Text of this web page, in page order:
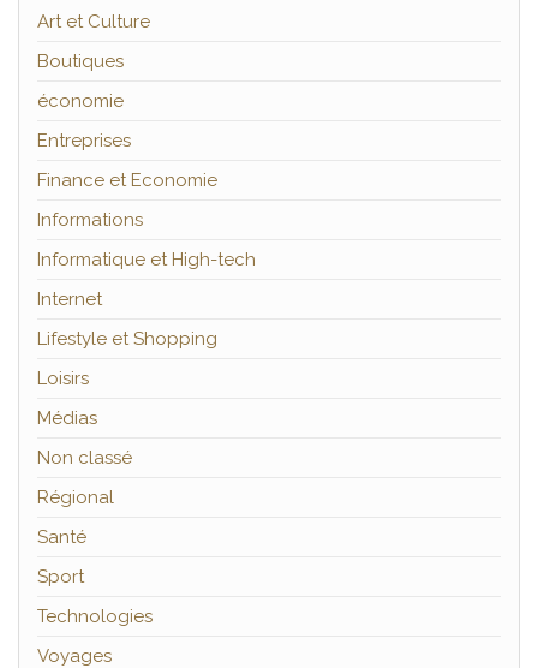
Art et Culture
Boutiques
économie
Entreprises
Finance et Economie
Informations
Informatique et High-tech
Internet
Lifestyle et Shopping
Loisirs
Médias
Non classé
Régional
Santé
Sport
Technologies
Voyages